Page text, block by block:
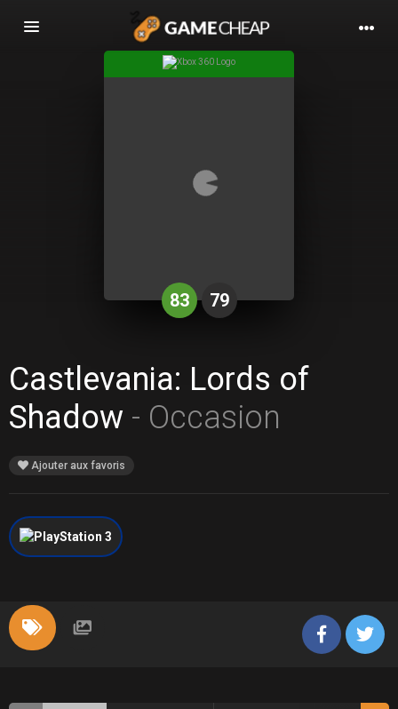
Basculer
83 79
Castlevania: Lords of
Shadow - Occasion
Ajouter aux favoris